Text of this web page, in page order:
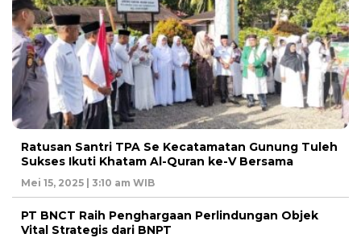
Ratusan Santri TPA Se Kecatamatan Gunung Tuleh
Sukses Ikuti Khatam Al-Quran ke-V Bersama
Mei 15, 2025 | 3:10 am WIB
PT BNCT Raih Penghargaan Perlindungan Objek
Vital Strategis dari BNPT